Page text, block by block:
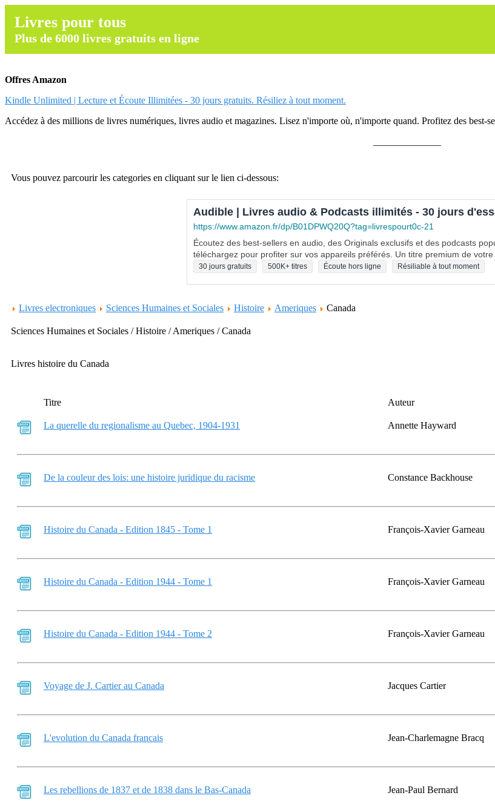
Livres pour tous
Plus de 6000 livres gratuits en ligne
Offres Amazon
Kindle Unlimited | Lecture et Écoute Illimitées - 30 jours gratuits. Résiliez à tout moment.
Accédez à des millions de livres numériques, livres audio et magazines. Lisez n'importe où, n'importe quand. Profitez des best-
Vous pouvez parcourir les categories en cliquant sur le lien ci-dessous:
Audible | Livres audio & Podcasts illimités - 30 jours
https://www.amazon.fr/dp/B01DPWQ20Q?tag=livrespourt0c-21
Écoutez des best-sellers en audio, des Originals exclusifs et des podcasts
téléchargez pour profiter sur vos appareils préférés. Un titre premium de votre
30 jours gratuits 500K+ titres Écoute hors ligne Résiliable à tout moment
Livres electroniques Sciences Humaines et Sociales Histoire Ameriques Canada
Sciences Humaines et Sociales / Histoire / Ameriques / Canada
Livres histoire du Canada
Titre Auteur
La querelle du regionalisme au Quebec, 1904-1931 Annette Hayward
De la couleur des lois: une histoire juridique du racisme Constance Backhouse
Histoire du Canada - Edition 1845 - Tome 1 François-Xavier Garneau
Histoire du Canada - Edition 1944 - Tome 1 François-Xavier Garneau
Histoire du Canada - Edition 1944 - Tome 2 François-Xavier Garneau
Voyage de J. Cartier au Canada Jacques Cartier
L'evolution du Canada francais Jean-Charlemagne Bracq
Les rebellions de 1837 et de 1838 dans le Bas-Canada Jean-Paul Bernard